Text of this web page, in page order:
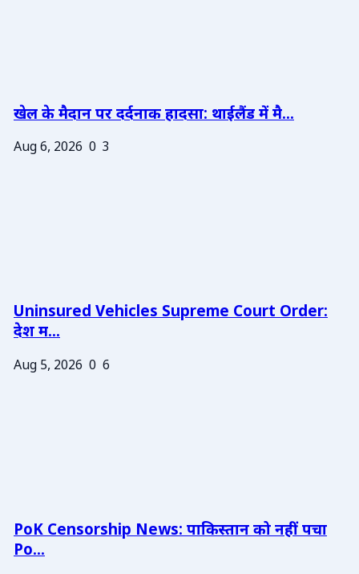
खेल के मैदान पर दर्दनाक हादसा: थाईलैंड में मै...
Aug 6, 2026 0 3
Uninsured Vehicles Supreme Court Order:
देश म...
Aug 5, 2026 0 6
PoK Censorship News: पाकिस्तान को नहीं पचा
Po...